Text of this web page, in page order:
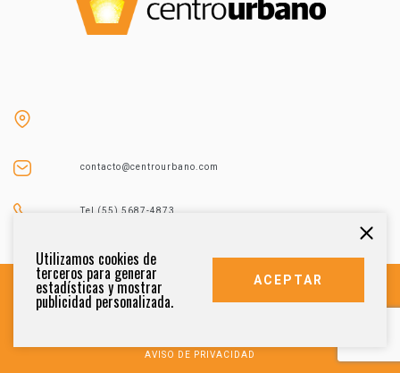
contacto@centrourbano.com
Tel (55) 5687-4873
AVISO DE PRIVACIDAD
Utilizamos cookies de
terceros para generar
estadísticas y mostrar
publicidad personalizada.
ACEPTAR